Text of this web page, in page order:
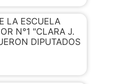
LA ESCUELA
N°1 "CLARA J.
DIPUTADOS